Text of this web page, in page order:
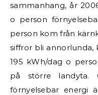
sammanhang, år
o person
person kom från
siffror bli annorlunda,
195 kWh/dag o
på större
förnyelsebar energi